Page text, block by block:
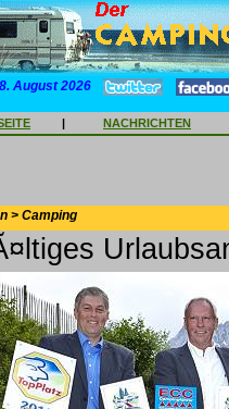
August 2026
| NACHRICHTEN
> Camping